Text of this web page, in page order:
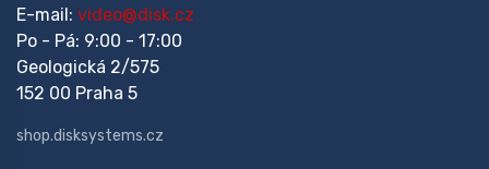
E-mail: video@disk.cz
Po - Pá: 9:00 - 17:00
Geologická 2/575
152 00 Praha 5
shop.disksystems.cz